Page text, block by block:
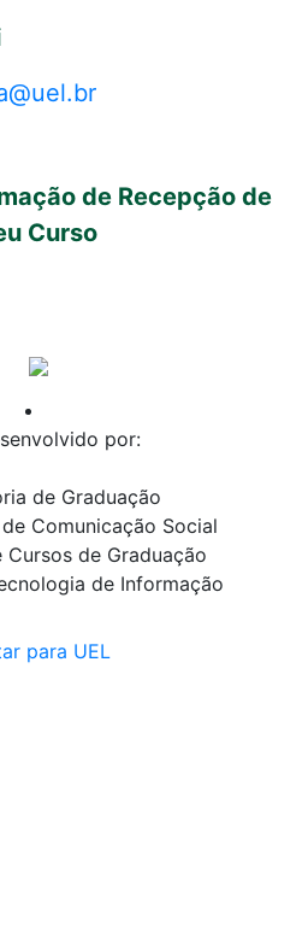
de Recepção de
Curso
por:
de Graduação
Comunicação Social
de Graduação
de Informação
para UEL